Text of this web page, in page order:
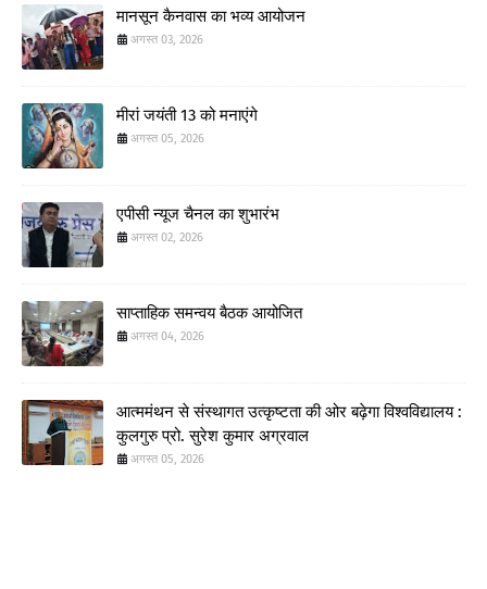
मानसून कैनवास का भव्य आयोजन
अगस्त 03, 2026
मीरां जयंती 13 को मनाएंगे
अगस्त 05, 2026
एपीसी न्यूज चैनल का शुभारंभ
अगस्त 02, 2026
साप्ताहिक समन्वय बैठक आयोजित
अगस्त 04, 2026
आत्ममंथन से संस्थागत उत्कृष्टता की ओर बढ़ेगा विश्वविद्यालय :
कुलगुरु प्रो. सुरेश कुमार अग्रवाल
अगस्त 05, 2026